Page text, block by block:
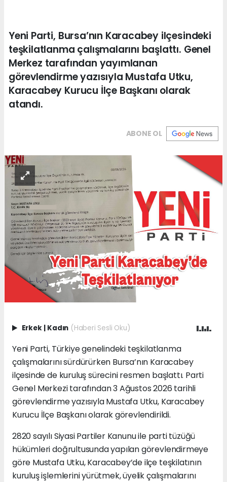
Yeni Parti, Bursa’nın Karacabey ilçesindeki
teşkilatlanma çalışmalarını başlattı. Genel
Merkez tarafından yayımlanan
görevlendirme yazısıyla Mustafa Utku,
Karacabey Kurucu İlçe Başkanı olarak
atandı.
ABONE OL
Erkek | Kadın (Haberi Sesli Oku)
Yeni Parti, Türkiye genelindeki teşkilatlanma
çalışmalarını sürdürürken Bursa’nın Karacabey
ilçesinde de kuruluş sürecini resmen başlattı. Parti
Genel Merkezi tarafından 3 Ağustos 2026 tarihli
görevlendirme yazısıyla Mustafa Utku, Karacabey
Kurucu İlçe Başkanı olarak görevlendirildi.
2820 sayılı Siyasi Partiler Kanunu ile parti tüzüğü
hükümleri doğrultusunda yapılan görevlendirmeye
göre Mustafa Utku, Karacabey’de ilçe teşkilatının
kuruluş işlemlerini yürütmek, üyelik çalışmalarını